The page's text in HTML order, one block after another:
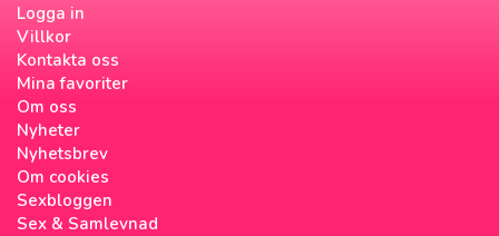
Logga in
Villkor
Kontakta oss
Mina favoriter
Om oss
Nyheter
Nyhetsbrev
Om cookies
Sexbloggen
Sex & Samlevnad